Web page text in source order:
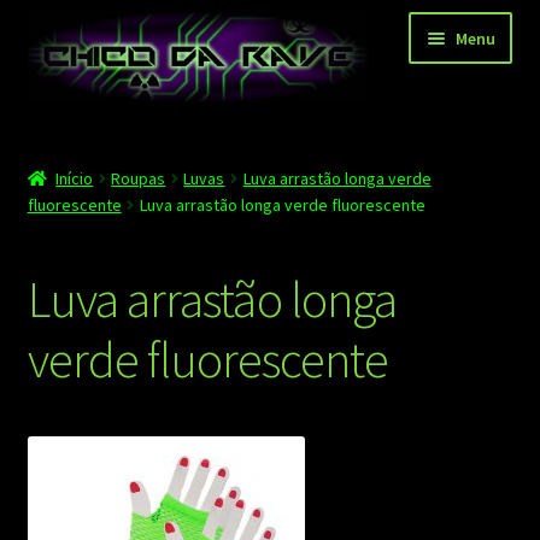
para
navegação
para
Menu
Depoimentos
Carrinho
Finalizar compra
Início Roupas Luvas
Luva arrastão longa verde
fluorescente
Luva arrastão longa verde fluorescente
Luva arrastão longa
verde fluorescente